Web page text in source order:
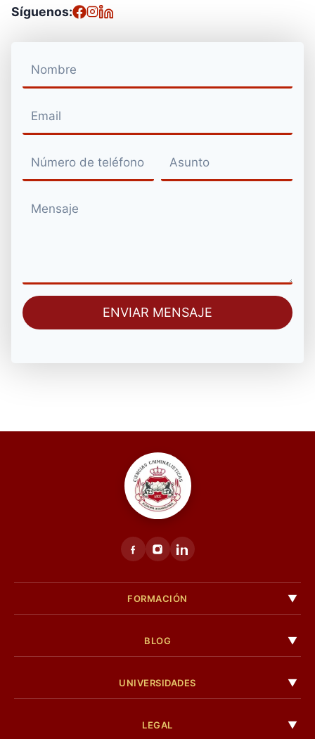
Síguenos:
ENVIAR MENSAJE
FORMACIÓN
BLOG
UNIVERSIDADES
LEGAL